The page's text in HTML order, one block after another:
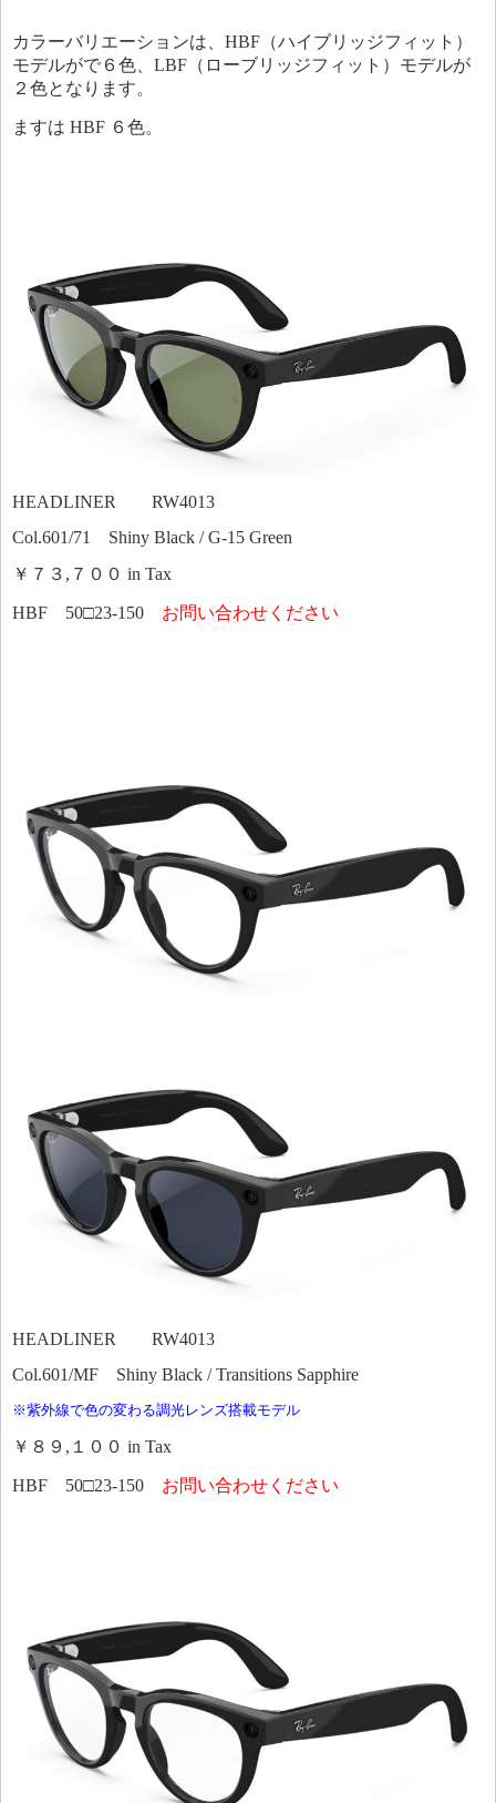
カラーバリエーションは、HBF（ハイブリッジフィット）
モデルがで６色、LBF（ローブリッジフィット）モデルが
２色となります。
ますは HBF ６色。
HEADLINER RW4013
Col.601/71 Shiny Black / G-15 Green
￥７３,７００ in Tax
HBF 50□23-150 お問い合わせください
HEADLINER RW4013
Col.601/MF Shiny Black / Transitions Sapphire
※紫外線で色の変わる調光レンズ搭載モデル
￥８９,１００ in Tax
HBF 50□23-150 お問い合わせください